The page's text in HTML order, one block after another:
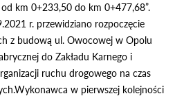
km 0+233,50 do km 0+477,68”.
r. przewidziano rozpoczęcie
z budową ul. Owocowej w Opolu
do Zakładu Karnego i
ruchu drogowego na czas
w pierwszej kolejności